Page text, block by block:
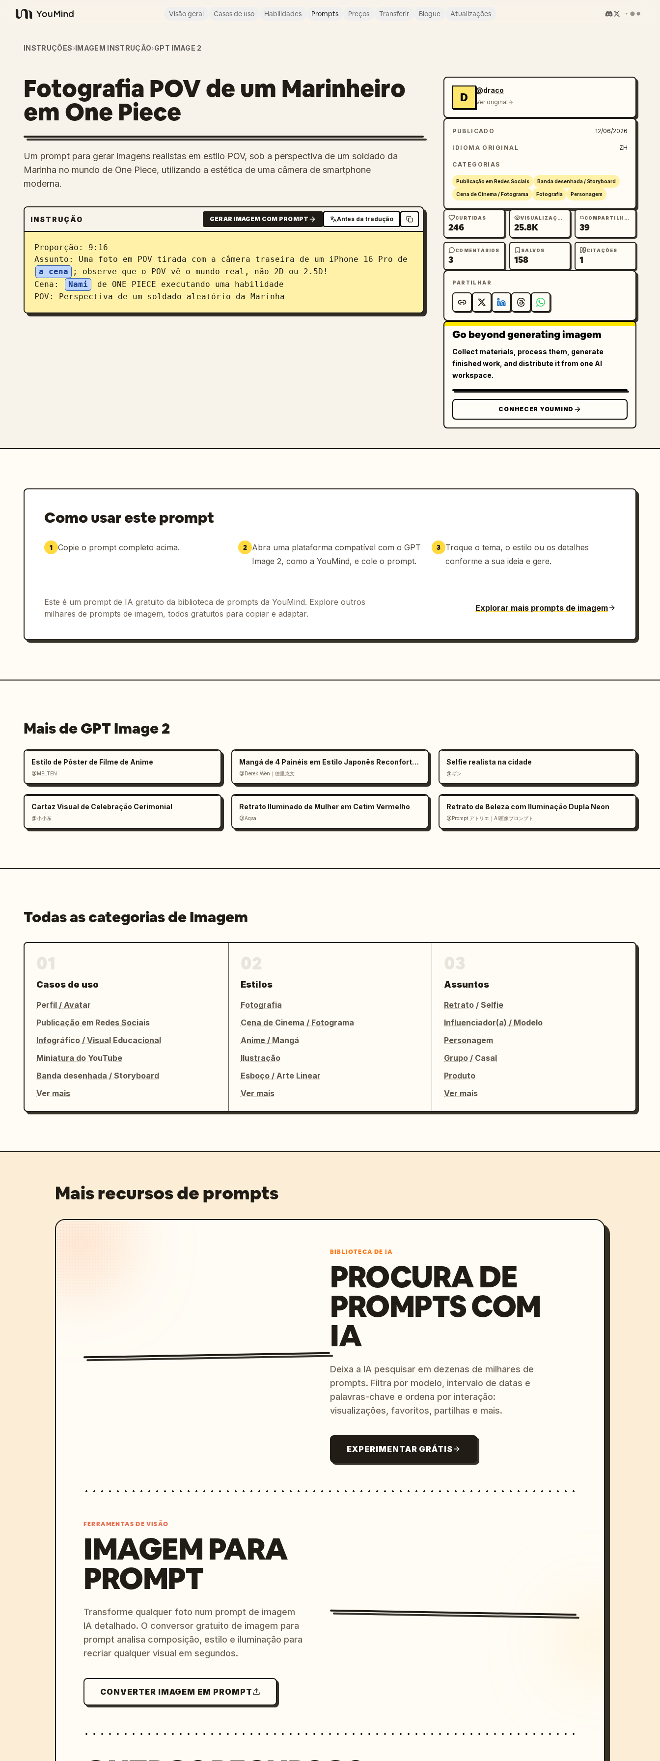
YouMind
Visão geral Casos de uso Habilidades Prompts Preços Transferir Blogue Atualizações
INSTRUÇÕES›IMAGEM INSTRUÇÃO›GPT IMAGE 2
Fotografia POV de um Marinheiro
em One Piece
Um prompt para gerar imagens realistas em estilo POV, sob a perspectiva de um soldado da
Marinha no mundo de One Piece, utilizando a estética de uma câmera de smartphone
moderna.
INSTRUÇÃO GERAR IMAGEM COM PROMPT Antes da tradução
Proporção: 9:16
Assunto: Uma foto em POV tirada com a câmera traseira de um iPhone 16 Pro de
a cena
; observe que o POV vê o mundo real, não 2D ou 2.5D!
Cena:
Nami
de ONE PIECE executando uma habilidade
POV: Perspectiva de um soldado aleatório da Marinha
D
@draco
Ver original
PUBLICADO 12/06/2026
IDIOMA ORIGINAL ZH
CATEGORIAS
Publicação em Redes Sociais Banda desenhada / Storyboard
Cena de Cinema / Fotograma Fotografia Personagem
CURTIDAS
246
VISUALIZAÇÕES
25.8K
COMPARTILHAMENTOS
39
COMENTÁRIOS
3
SALVOS
158
CITAÇÕES
1
PARTILHAR
Go beyond generating imagem
Collect materials, process them, generate
finished work, and distribute it from one AI
workspace.
CONHECER YOUMIND
Como usar este prompt
1 Copie o prompt completo acima. 2 Abra uma plataforma compatível com o GPT
Image 2, como a YouMind, e cole o prompt.
3
Troque o tema, o estilo ou os detalhes
conforme a sua ideia e gere.
Este é um prompt de IA gratuito da biblioteca de prompts da YouMind. Explore outros
milhares de prompts de imagem, todos gratuitos para copiar e adaptar.
Explorar mais prompts de imagem
Mais de GPT Image 2
Estilo de Pôster de Filme de Anime
@MELTEN
Mangá de 4 Painéis em Estilo Japonês Reconfortante
@Derek Wen｜德里克文
Selfie realista na cidade
@ギン
Cartaz Visual de Celebração Cerimonial
@小小东
Retrato Iluminado de Mulher em Cetim Vermelho
@Aqsa
Retrato de Beleza com Iluminação Dupla Neon
@Prompt アトリエ｜AI画像プロンプト
Todas as categorias de Imagem
Casos de uso
Perfil / Avatar
Publicação em Redes Sociais
Infográfico / Visual Educacional
Miniatura do YouTube
Banda desenhada / Storyboard
Ver mais
Estilos
Fotografia
Cena de Cinema / Fotograma
Anime / Mangá
Ilustração
Esboço / Arte Linear
Ver mais
Assuntos
Retrato / Selfie
Influenciador(a) / Modelo
Personagem
Grupo / Casal
Produto
Ver mais
Mais recursos de prompts
BIBLIOTECA DE IA
PROCURA DE
PROMPTS COM
IA
Deixa a IA pesquisar em dezenas de milhares de
prompts. Filtra por modelo, intervalo de datas e
palavras-chave e ordena por interação:
visualizações, favoritos, partilhas e mais.
EXPERIMENTAR GRÁTIS
FERRAMENTAS DE VISÃO
IMAGEM PARA
PROMPT
Transforme qualquer foto num prompt de imagem
IA detalhado. O conversor gratuito de imagem para
prompt analisa composição, estilo e iluminação para
recriar qualquer visual em segundos.
CONVERTER IMAGEM EM PROMPT